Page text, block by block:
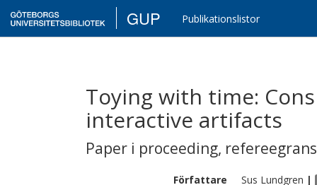
GUP Publikationslistor
Toying with time:
interactive artifacts
Paper i proceeding,
Författare Sus Lundgren |